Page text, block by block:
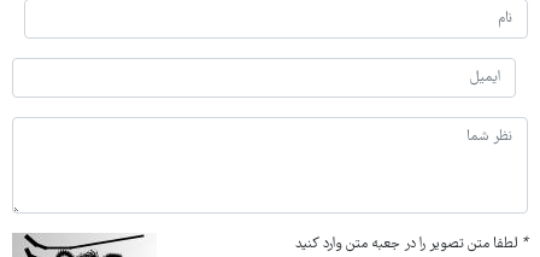
* لطفا متن تصویر را در جعبه متن وارد کنید